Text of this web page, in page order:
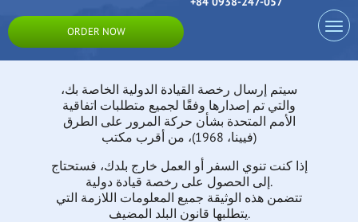
ORDER NOW
سيتم إرسال رخصة القيادة الدولية الخاصة بك،
والتي تم إصدارها وفقًا لجميع متطلبات اتفاقية
الأمم المتحدة بشأن حركة المرور على الطرق
(فيينا، 1968)، من أقرب مكتب
إذا كنت تنوي السفر أو العمل خارج بلدك، فستحتاج
إلى الحصول على رخصة قيادة دولية.
تتضمن هذه الوثيقة جميع المعلومات اللازمة التي
يتطلبها قانون البلد المضيف.